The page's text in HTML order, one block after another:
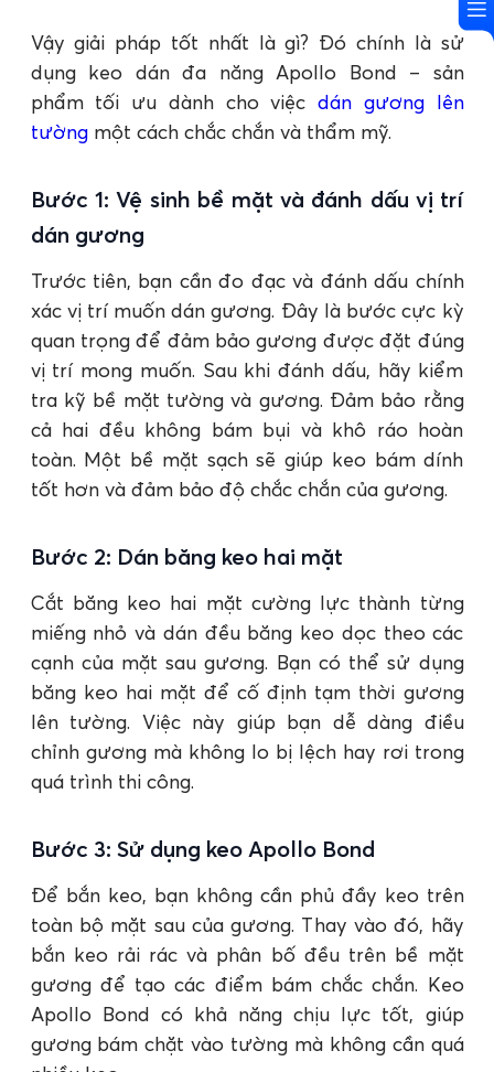
Vậy giải pháp tốt nhất là gì? Đó chính là sử
dụng keo dán đa năng Apollo Bond – sản
phẩm tối ưu dành cho việc dán gương lên
tườngmột cách chắc chắn và thẩm mỹ.
Bước 1: Vệ sinh bề mặt và đánh dấu vị trí
dán gương
Trước tiên, bạn cần đo đạc và đánh dấu chính
xác vị trí muốn dán gương. Đây là bước cực kỳ
quan trọng để đảm bảo gương được đặt đúng
vị trí mong muốn. Sau khi đánh dấu, hãy kiểm
tra kỹ bề mặt tường và gương. Đảm bảo rằng
cả hai đều không bám bụi và khô ráo hoàn
toàn. Một bề mặt sạch sẽ giúp keo bám dính
tốt hơn và đảm bảo độ chắc chắn của gương.
Bước 2: Dán băng keo hai mặt
Cắt băng keo hai mặt cường lực thành từng
miếng nhỏ và dán đều băng keo dọc theo các
cạnh của mặt sau gương. Bạn có thể sử dụng
băng keo hai mặt để cố định tạm thời gương
lên tường. Việc này giúp bạn dễ dàng điều
chỉnh gương mà không lo bị lệch hay rơi trong
quá trình thi công.
Bước 3: Sử dụng keo Apollo Bond
Để bắn keo, bạn không cần phủ đầy keo trên
toàn bộ mặt sau của gương. Thay vào đó, hãy
bắn keo rải rác và phân bố đều trên bề mặt
gương để tạo các điểm bám chắc chắn. Keo
Apollo Bond có khả năng chịu lực tốt, giúp
gương bám chặt vào tường mà không cần quá